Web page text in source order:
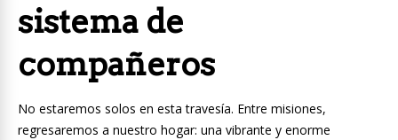
sistema de
compañeros
No estaremos solos en esta travesía. Entre misiones,
regresaremos a nuestro hogar: una vibrante y enorme